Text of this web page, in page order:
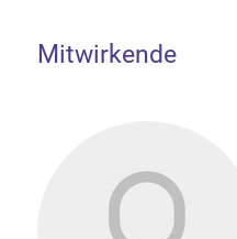
Mitwirkende